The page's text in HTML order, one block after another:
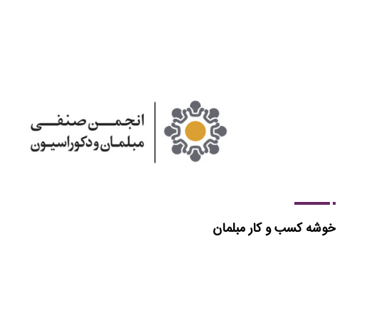
خوشه کسب و کار مبلمان